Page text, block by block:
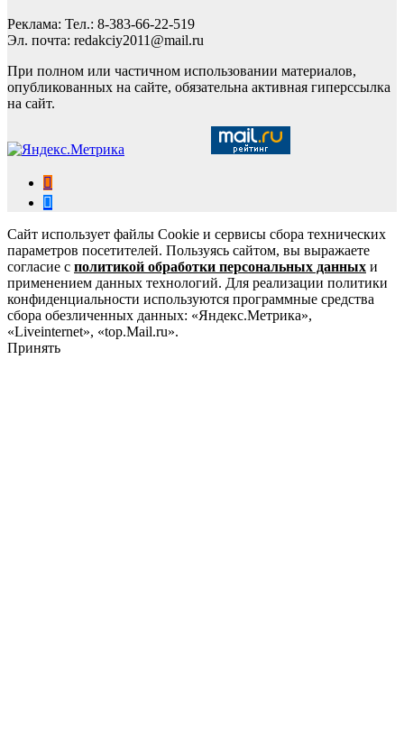
Реклама: Тел.: 8-383-66-22-519
Эл. почта: redakciy2011@mail.ru
При полном или частичном использовании материалов,
опубликованных на сайте, обязательна активная гиперссылка
на сайт.
Сайт использует файлы Cookie и сервисы сбора технических
параметров посетителей. Пользуясь сайтом, вы выражаете
согласие с политикой обработки персональных данных и
применением данных технологий. Для реализации политики
конфиденциальности используются программные средства
сбора обезличенных данных: «Яндекс.Метрика»,
«Liveinternet», «top.Mail.ru».
Принять